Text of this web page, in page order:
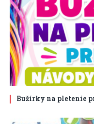
Bužírky na pletenie